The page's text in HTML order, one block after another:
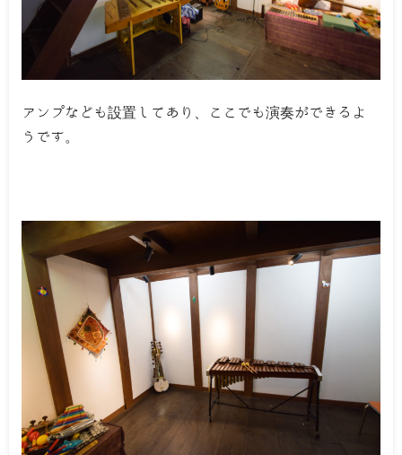
アンプなども設置してあり、ここでも演奏ができるよ
うです。